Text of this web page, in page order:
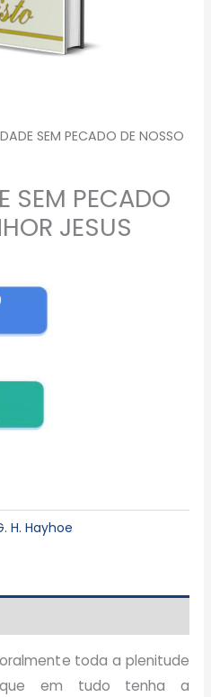
SEM PECADO DE NOSSO
SEM PECADO
JESUS
H. Hayhoe
toda a plenitude
em tudo tenha a